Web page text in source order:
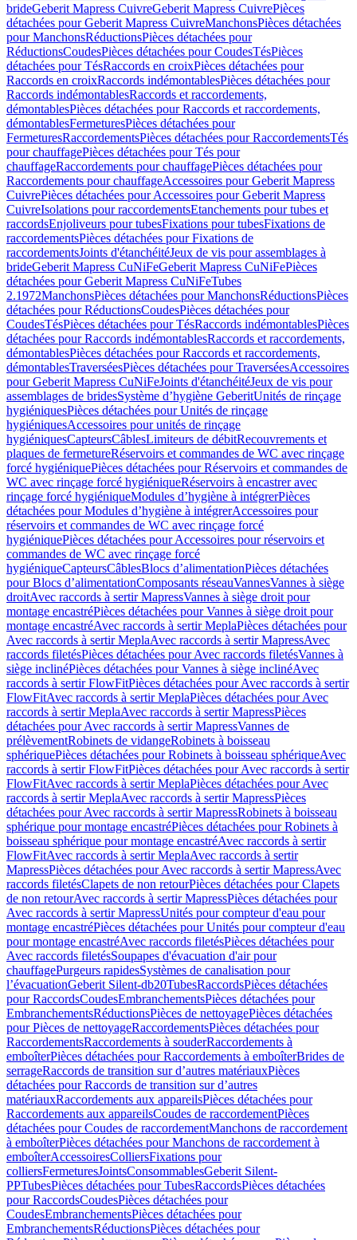
brideGeberit Mapress CuivreGeberit Mapress CuivrePièces
détachées pour Geberit Mapress CuivreManchonsPièces détachées
pour ManchonsRéductionsPièces détachées pour
RéductionsCoudesPièces détachées pour CoudesTésPièces
détachées pour TésRaccords en croixPièces détachées pour
Raccords en croixRaccords indémontablesPièces détachées pour
Raccords indémontablesRaccords et raccordements,
démontablesPièces détachées pour Raccords et raccordements,
démontablesFermeturesPièces détachées pour
FermeturesRaccordementsPièces détachées pour RaccordementsTés
pour chauffagePièces détachées pour Tés pour
chauffageRaccordements pour chauffagePièces détachées pour
Raccordements pour chauffageAccessoires pour Geberit Mapress
CuivrePièces détachées pour Accessoires pour Geberit Mapress
CuivreIsolations pour raccordementsEtanchements pour tubes et
raccordsEnjoliveurs pour tubesFixations pour tubesFixations de
raccordementsPièces détachées pour Fixations de
raccordementsJoints d'étanchéitéJeux de vis pour assemblages à
brideGeberit Mapress CuNiFeGeberit Mapress CuNiFePièces
détachées pour Geberit Mapress CuNiFeTubes
2.1972ManchonsPièces détachées pour ManchonsRéductionsPièces
détachées pour RéductionsCoudesPièces détachées pour
CoudesTésPièces détachées pour TésRaccords indémontablesPièces
détachées pour Raccords indémontablesRaccords et raccordements,
démontablesPièces détachées pour Raccords et raccordements,
démontablesTraverséesPièces détachées pour TraverséesAccessoires
pour Geberit Mapress CuNiFeJoints d'étanchéitéJeux de vis pour
assemblages de bridesSystème d’hygiène GeberitUnités de rinçage
hygiéniquesPièces détachées pour Unités de rinçage
hygiéniquesAccessoires pour unités de rinçage
hygiéniquesCapteursCâblesLimiteurs de débitRecouvrements et
plaques de fermetureRéservoirs et commandes de WC avec rinçage
forcé hygiéniquePièces détachées pour Réservoirs et commandes de
WC avec rinçage forcé hygiéniqueRéservoirs à encastrer avec
rinçage forcé hygiéniqueModules d’hygiène à intégrerPièces
détachées pour Modules d’hygiène à intégrerAccessoires pour
réservoirs et commandes de WC avec rinçage forcé
hygiéniquePièces détachées pour Accessoires pour réservoirs et
commandes de WC avec rinçage forcé
hygiéniqueCapteursCâblesBlocs d’alimentationPièces détachées
pour Blocs d’alimentationComposants réseauVannesVannes à siège
droitAvec raccords à sertir MapressVannes à siège droit pour
montage encastréPièces détachées pour Vannes à siège droit pour
montage encastréAvec raccords à sertir MeplaPièces détachées pour
Avec raccords à sertir MeplaAvec raccords à sertir MapressAvec
raccords filetésPièces détachées pour Avec raccords filetésVannes à
siège inclinéPièces détachées pour Vannes à siège inclinéAvec
raccords à sertir FlowFitPièces détachées pour Avec raccords à sertir
FlowFitAvec raccords à sertir MeplaPièces détachées pour Avec
raccords à sertir MeplaAvec raccords à sertir MapressPièces
détachées pour Avec raccords à sertir MapressVannes de
prélèvementRobinets de vidangeRobinets à boisseau
sphériquePièces détachées pour Robinets à boisseau sphériqueAvec
raccords à sertir FlowFitPièces détachées pour Avec raccords à sertir
FlowFitAvec raccords à sertir MeplaPièces détachées pour Avec
raccords à sertir MeplaAvec raccords à sertir MapressPièces
détachées pour Avec raccords à sertir MapressRobinets à boisseau
sphérique pour montage encastréPièces détachées pour Robinets à
boisseau sphérique pour montage encastréAvec raccords à sertir
FlowFitAvec raccords à sertir MeplaAvec raccords à sertir
MapressPièces détachées pour Avec raccords à sertir MapressAvec
raccords filetésClapets de non retourPièces détachées pour Clapets
de non retourAvec raccords à sertir MapressPièces détachées pour
Avec raccords à sertir MapressUnités pour compteur d'eau pour
montage encastréPièces détachées pour Unités pour compteur d'eau
pour montage encastréAvec raccords filetésPièces détachées pour
Avec raccords filetésSoupapes d'évacuation d'air pour
chauffagePurgeurs rapidesSystèmes de canalisation pour
l’évacuationGeberit Silent-db20TubesRaccordsPièces détachées
pour RaccordsCoudesEmbranchementsPièces détachées pour
EmbranchementsRéductionsPièces de nettoyagePièces détachées
pour Pièces de nettoyageRaccordementsPièces détachées pour
RaccordementsRaccordements à souderRaccordements à
emboîterPièces détachées pour Raccordements à emboîterBrides de
serrageRaccords de transition sur d’autres matériauxPièces
détachées pour Raccords de transition sur d’autres
matériauxRaccordements aux appareilsPièces détachées pour
Raccordements aux appareilsCoudes de raccordementPièces
détachées pour Coudes de raccordementManchons de raccordement
à emboîterPièces détachées pour Manchons de raccordement à
emboîterAccessoiresColliersFixations pour
colliersFermeturesJointsConsommablesGeberit Silent-
PPTubesPièces détachées pour TubesRaccordsPièces détachées
pour RaccordsCoudesPièces détachées pour
CoudesEmbranchementsPièces détachées pour
EmbranchementsRéductionsPièces détachées pour